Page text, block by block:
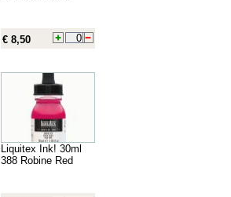
€ 8,50
Liquitex Ink! 30ml
388 Robine Red